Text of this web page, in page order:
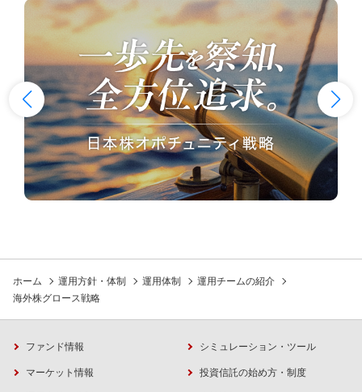
ホーム 運用方針・体制 運用体制
運用チームの紹介
海外株グロース戦略
ファンド情報 シミュレーション・ツール
マーケット情報 投資信託の始め方・制度